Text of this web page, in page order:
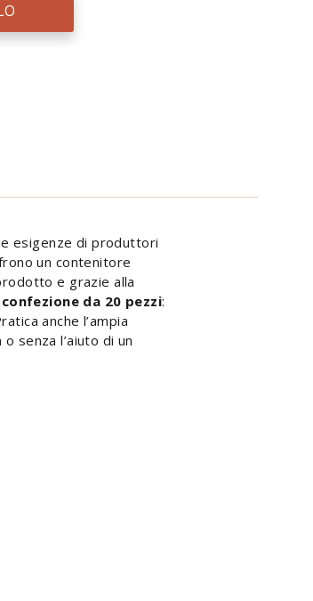
esigenze di produttori
un contenitore
e grazie alla
confezione da 20 pezzi:
anche l’ampia
o senza l’aiuto di un